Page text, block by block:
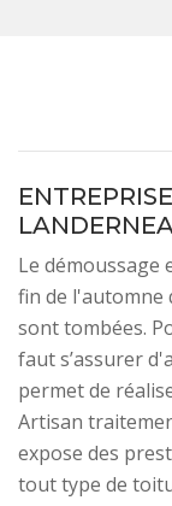
Le démoussage
fin de l'automne
sont tombées.
faut s’assurer
permet de
Artisan
expose des
tout type de